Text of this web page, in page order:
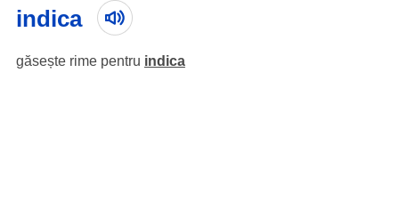
indica
găsește rime pentru indica